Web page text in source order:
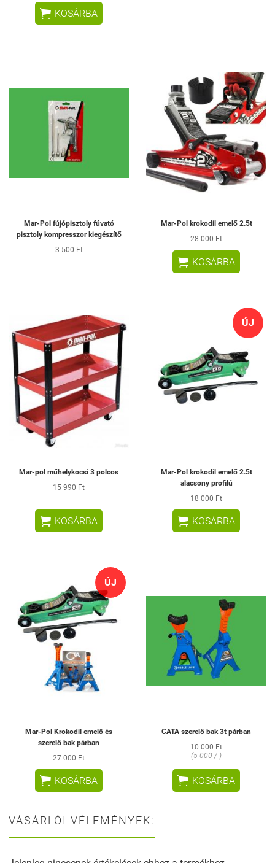
 KOSÁRBA
Mar-Pol fújópisztoly fúvató
pisztoly kompresszor kiegészítő
3 500 Ft
Mar-Pol krokodil emelő 2.5t
28 000 Ft
 KOSÁRBA
Mar-pol műhelykocsi 3 polcos
15 990 Ft
 KOSÁRBA
ÚJ
Mar-Pol krokodil emelő 2.5t
alacsony profilú
18 000 Ft
 KOSÁRBA
ÚJ
Mar-Pol Krokodil emelő és
szerelő bak párban
27 000 Ft
 KOSÁRBA
CATA szerelő bak 3t párban
10 000 Ft
(5 000 / )
 KOSÁRBA
VÁSÁRLÓI VÉLEMÉNYEK: